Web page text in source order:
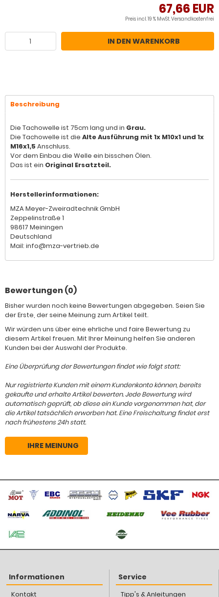
67,66 EUR
Preis incl. 19 % MwSt.Versandkostenfrei
IN DEN WARENKORB
Beschreibung
Die Tachowelle ist 75cm lang und in Grau.
Die Tachowelle ist die Alte Ausführung mit 1x M10x1 und 1x
M16x1,5 Anschluss.
Vor dem Einbau die Welle ein bisschen Ölen.
Das ist ein Original Ersatzteil.
Herstellerinformationen:
MZA Meyer-Zweiradtechnik GmbH
Zeppelinstraße 1
98617 Meiningen
Deutschland
Mail: info@mza-vertrieb.de
Bewertungen (0)
Bisher wurden noch keine Bewertungen abgegeben. Seien Sie
der Erste, der seine Meinung zum Artikel teilt.
Wir würden uns über eine ehrliche und faire Bewertung zu
diesem Artikel freuen. Mit Ihrer Meinung helfen Sie anderen
Kunden bei der Auswahl der Produkte.
Eine Überprüfung der Bewertungen findet wie folgt statt:
Nur registrierte Kunden mit einem Kundenkonto können, bereits
gekaufte und erhalte Artikel bewerten. Jede Bewertung wird
automatisch geprüft, ob diese ein Kunde vorgenommen hat, der
die Artikel tatsächlich erworben hat. Eine Freischaltung findet erst
nach frühestens 24h statt.
IHRE MEINUNG
Informationen
Kontakt
Service
Tipp's & Anleitungen